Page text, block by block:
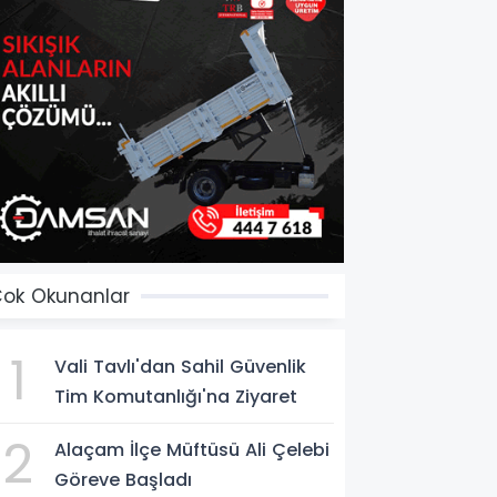
Okunanlar
1
Vali Tavlı'dan Sahil Güvenlik
Tim Komutanlığı'na Ziyaret
2
Alaçam İlçe Müftüsü Ali Çelebi
Göreve Başladı